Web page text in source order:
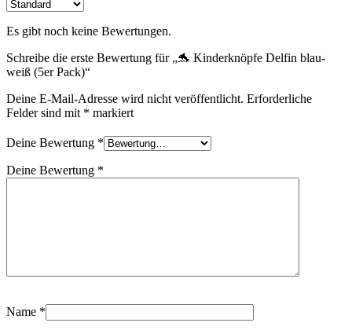
Es gibt noch keine Bewertungen.
Schreibe die erste Bewertung für „🐬 Kinderknöpfe Delfin blau-
weiß (5er Pack)“
Deine E-Mail-Adresse wird nicht veröffentlicht. Erforderliche
Felder sind mit * markiert
Deine Bewertung *
Deine Bewertung *
Name *